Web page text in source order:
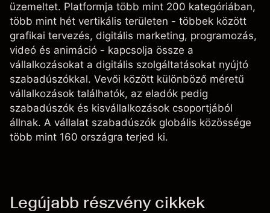
üzemeltet. Platformja több mint 200 kategóriában,
több mint hét vertikális területen - többek között
grafikai tervezés, digitális marketing, programozás,
videó és animáció - kapcsolja össze a
vállalkozásokat a digitális szolgáltatásokat nyújtó
szabadúszókkal. Vevői között különböző méretű
vállalkozások találhatók, az eladók pedig
szabadúszók és kisvállalkozások csoportjából
állnak. A vállalat szabadúszók globális közössége
több mint 160 országra terjed ki.
Legújabb részvény cikkek